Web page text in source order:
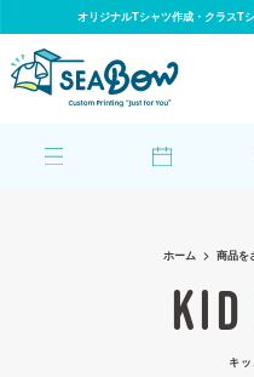
オリジナルTシャツ作成・クラスT
ホーム 商品を
キ